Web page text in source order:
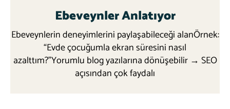
Ebeveynler Anlatıyor
Ebeveynlerin deneyimlerini paylaşabileceği alanÖrnek:
“Evde çocuğumla ekran süresini nasıl
azalttım?”Yorumlu blog yazılarına dönüşebilir → SEO
açısından çok faydalı